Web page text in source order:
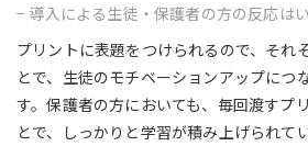
− 導入による生徒・保護者の方の反応は
プリントに表題をつけられるので、それ
とで、生徒のモチベーションアップにつ
す。保護者の方においても、毎回渡すプ
とで、しっかりと学習が積み上げられて